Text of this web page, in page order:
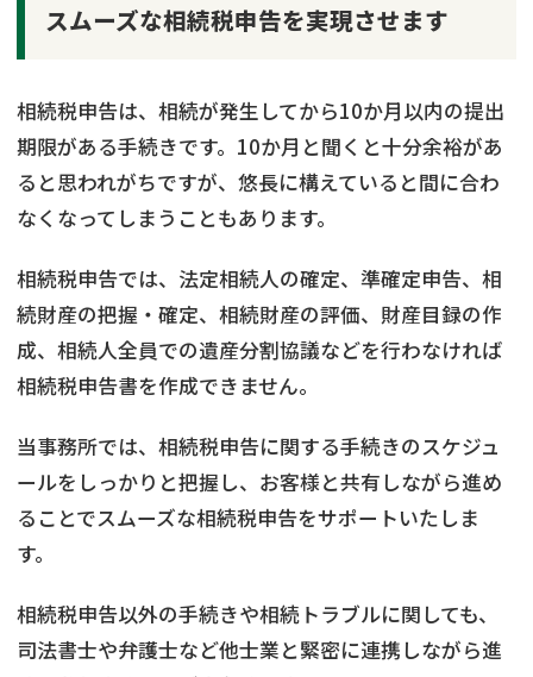
スムーズな相続税申告を実現させます
相続税申告は、相続が発生してから10か月以内の提出
期限がある手続きです。10か月と聞くと十分余裕があ
ると思われがちですが、悠長に構えていると間に合わ
なくなってしまうこともあります。
相続税申告では、法定相続人の確定、準確定申告、相
続財産の把握・確定、相続財産の評価、財産目録の作
成、相続人全員での遺産分割協議などを行わなければ
相続税申告書を作成できません。
当事務所では、相続税申告に関する手続きのスケジュ
ールをしっかりと把握し、お客様と共有しながら進め
ることでスムーズな相続税申告をサポートいたしま
す。
相続税申告以外の手続きや相続トラブルに関しても、
司法書士や弁護士など他士業と緊密に連携しながら進